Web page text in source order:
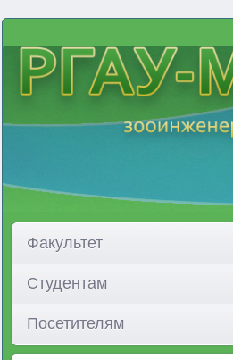
Факультет
Студентам
Посетителям